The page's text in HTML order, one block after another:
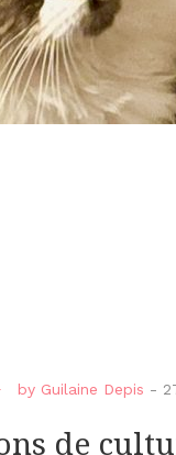
by Guilaine Depis -
de